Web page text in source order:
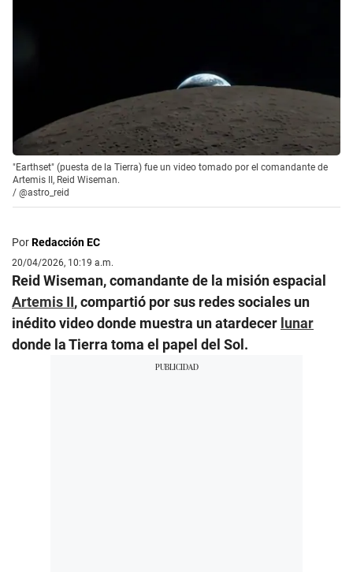
"Earthset" (puesta de la Tierra) fue un video tomado por el comandante de
Artemis II, Reid Wiseman.
/ @astro_reid
PorRedacción EC
20/04/2026, 10:19 a.m.
Reid Wiseman, comandante de la misión espacial
Artemis II, compartió por sus redes sociales un
inédito video donde muestra un atardecer lunar
donde la Tierra toma el papel del Sol.